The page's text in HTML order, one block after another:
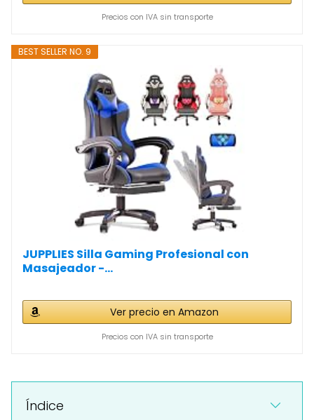
Precios con IVA sin transporte
BEST SELLER NO. 9
JUPPLIES Silla Gaming Profesional con
Masajeador -...
Ver precio en Amazon
Precios con IVA sin transporte
Índice